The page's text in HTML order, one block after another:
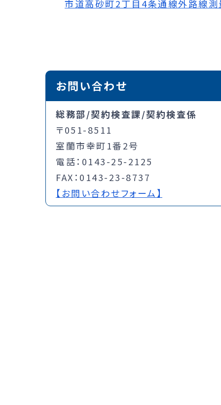
市道高砂町2丁目4条通線外路線
お問い合わせ
総務部/契約検査課/契約検査係
〒051-8511
室蘭市幸町1番2号
電話：0143-25-2125
FAX：0143-23-8737
【お問い合わせフォーム】